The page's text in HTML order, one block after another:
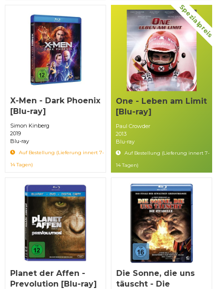
X-Men - Dark Phoenix
[Blu-ray]
Simon Kinberg
2019
Blu-ray
Auf Bestellung (Lieferung innert 7-
14 Tagen)
Spezialpreis
One - Leben am Limit
[Blu-ray]
Paul Crowder
2013
Blu-ray
Auf Bestellung (Lieferung innert 7-
14 Tagen)
Planet der Affen -
Prevolution [Blu-ray]
Die Sonne, die uns
täuscht - Die